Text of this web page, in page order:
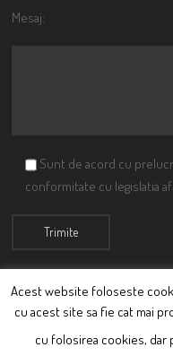
Mesaj:
Sunt de acord cu
conformitate cu legislatia
© Ciutacu 2015
Acest website foloseste
cu acest site sa fie cat mai
cu folosirea cookies, dar